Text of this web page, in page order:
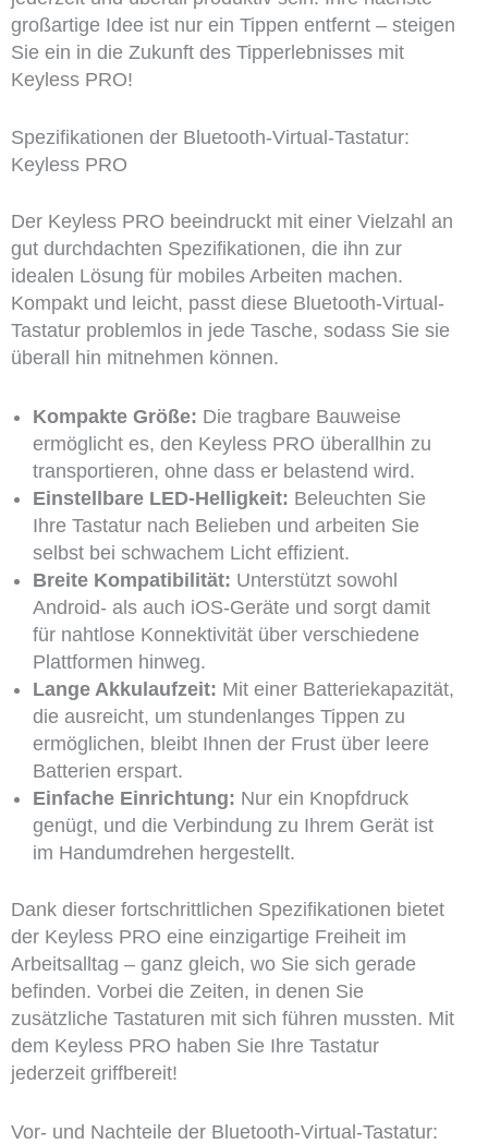
großartige Idee ist nur ein Tippen entfernt – steigen
Sie ein in die Zukunft des Tipperlebnisses mit
Keyless PRO!
Spezifikationen der Bluetooth-Virtual-Tastatur:
Keyless PRO
Der Keyless PRO beeindruckt mit einer Vielzahl an
gut durchdachten Spezifikationen, die ihn zur
idealen Lösung für mobiles Arbeiten machen.
Kompakt und leicht, passt diese Bluetooth-Virtual-
Tastatur problemlos in jede Tasche, sodass Sie sie
überall hin mitnehmen können.
Kompakte Größe: Die tragbare Bauweise
ermöglicht es, den Keyless PRO überallhin zu
transportieren, ohne dass er belastend wird.
Einstellbare LED-Helligkeit: Beleuchten Sie
Ihre Tastatur nach Belieben und arbeiten Sie
selbst bei schwachem Licht effizient.
Breite Kompatibilität: Unterstützt sowohl
Android- als auch iOS-Geräte und sorgt damit
für nahtlose Konnektivität über verschiedene
Plattformen hinweg.
Lange Akkulaufzeit: Mit einer Batteriekapazität,
die ausreicht, um stundenlanges Tippen zu
ermöglichen, bleibt Ihnen der Frust über leere
Batterien erspart.
Einfache Einrichtung: Nur ein Knopfdruck
genügt, und die Verbindung zu Ihrem Gerät ist
im Handumdrehen hergestellt.
Dank dieser fortschrittlichen Spezifikationen bietet
der Keyless PRO eine einzigartige Freiheit im
Arbeitsalltag – ganz gleich, wo Sie sich gerade
befinden. Vorbei die Zeiten, in denen Sie
zusätzliche Tastaturen mit sich führen mussten. Mit
dem Keyless PRO haben Sie Ihre Tastatur
jederzeit griffbereit!
Vor- und Nachteile der Bluetooth-Virtual-Tastatur: